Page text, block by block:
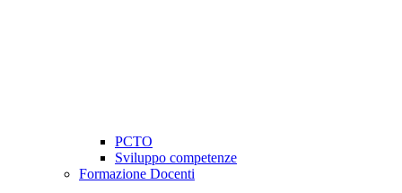
PCTO
Sviluppo competenze
Formazione Docenti